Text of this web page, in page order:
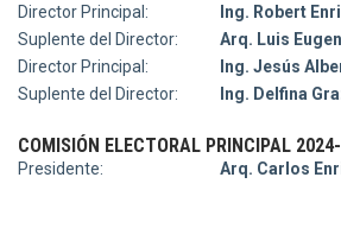
Director Principal:
Ing. Robert
Suplente del Director:
Arq. Luis
Director Principal:
Ing. Jesús
Suplente del Director:
Ing. Delfina
COMISIÓN ELECTORAL PRINCIPAL
Presidente: Arq. Carlos